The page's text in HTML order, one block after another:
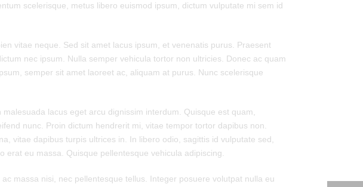
scelerisque, metus libero euismod ipsum, dictum vulputate mi sem id
vitae neque. Sed sit amet lacus ipsum, et venenatis purus. Praesent
nec ipsum. Nulla semper vehicula tortor non ultricies. Donec ac quam
semper sit amet laoreet ac, aliquam at purus. Nunc scelerisque
lacus eget arcu dignissim interdum. Quisque est quam,
nunc. Proin dictum hendrerit mi, vitae tempor tortor dapibus non.
vitae dapibus turpis ultrices in. In libero odio, sagittis id vulputate sed,
eu massa. Quisque pellentesque vehicula adipiscing.
massa nisi, nec pellentesque tellus. Integer posuere volutpat nulla eu